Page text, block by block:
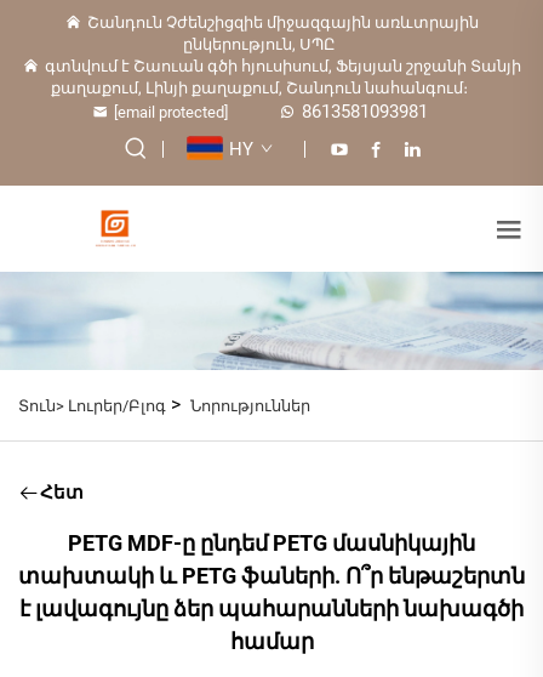
Շանդուն Չժենշիցզիե միջազգային առևտրային
ընկերություն, ՍՊԸ
գտնվում է Շաուան գծի հյուսիսում, Ֆեյսյան շրջանի Տանյի
քաղաքում, Լինյի քաղաքում, Շանդուն նահանգում։
[email protected]
8613581093981
HY
Տուն> Լուրեր/Բլոգ > Նորություններ
Հետ
PETG MDF-ը ընդեմ PETG մասնիկային
տախտակի և PETG ֆաների. Ո՞ր ենթաշերտն
է լավագույնը ձեր պահարանների նախագծի
համար